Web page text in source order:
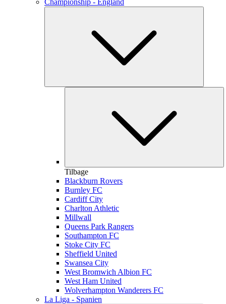
Championship - England
Tilbage
Blackburn Rovers
Burnley FC
Cardiff City
Charlton Athletic
Millwall
Queens Park Rangers
Southampton FC
Stoke City FC
Sheffield United
Swansea City
West Bromwich Albion FC
West Ham United
Wolverhampton Wanderers FC
La Liga - Spanien